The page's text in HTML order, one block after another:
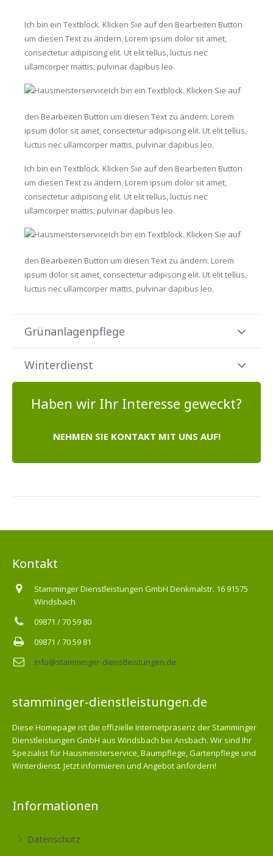
Ich bin ein Textblock. Klicken Sie auf den Bearbeiten Button
um diesen Text zu ändern. Lorem ipsum dolor sit amet,
consectetur adipiscing elit. Ut elit tellus, luctus nec
ullamcorper mattis, pulvinar dapibus leo.
Ich bin ein Textblock. Klicken Sie auf
den Bearbeiten Button um diesen Text zu ändern. Lorem
ipsum dolor sit amet, consectetur adipiscing elit. Ut elit tellus,
luctus nec ullamcorper mattis, pulvinar dapibus leo.
Ich bin ein Textblock. Klicken Sie auf den Bearbeiten Button
um diesen Text zu ändern. Lorem ipsum dolor sit amet,
consectetur adipiscing elit. Ut elit tellus, luctus nec
ullamcorper mattis, pulvinar dapibus leo.
Ich bin ein Textblock. Klicken Sie auf
den Bearbeiten Button um diesen Text zu ändern. Lorem
ipsum dolor sit amet, consectetur adipiscing elit. Ut elit tellus,
luctus nec ullamcorper mattis, pulvinar dapibus leo.
Grünanlagenpflege
Winterdienst
Haben wir Ihr Interesse geweckt?
NEHMEN SIE KONTAKT MIT UNS AUF!
Kontakt
Stamminger Dienstleistungen GmbH Denkmalstr. 16 91575
Windsbach
09871 / 70 59 80
09871 / 70 59 81
info@stamminger-dienstleistungen.de
stamminger-dienstleistungen.de
Diese Homepage ist die offizielle Internetpräsenz der Stamminger
Dienstleistungen GmbH aus Windsbach bei Ansbach. Wir sind Ihr
Spezialist für Hausmeisterservice, Baumpflege, Gartenpflege und
Winterdienst. Jetzt informieren und Angebot anfordern!
Informationen
Datenschutz